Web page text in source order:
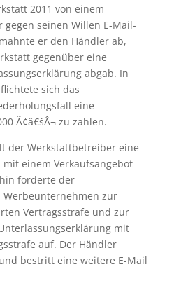
2011 von einem
seinen Willen E-Mail-
er den Händler ab,
gegenüber eine
abgab. In
sich das
eine
Ã¢â€šÂ¬ zu zahlen.
der Werkstattbetreiber eine
einem Verkaufsangebot
forderte der
zur
Vertragsstrafe und zur
mit
auf. Der Händler
bestritt eine weitere E-Mail